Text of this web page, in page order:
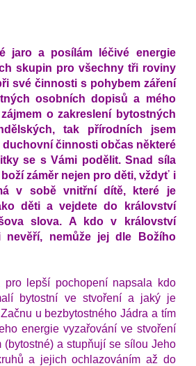
jaro a posílám léčivé energie
skupin pro všechny tři roviny
své činnosti s pohybem záření
osobních dopisů a mého
o zakreslení bytostných
tak přírodních jsem
duchovní činnosti občas některé
se s Vámi podělit. Snad síla
záměr nejen pro děti, vždyť i
v sobě vnitřní dítě, které je
děti a vejdete do království
slova. A kdo v království
nevěří, nemůže jej dle Božího
pro lepší pochopení napsala kdo
bytostní ve stvoření a jaký je
u bezbytostného Jádra a tím
energie vyzařování ve stvoření
(bytostné) a stupňují se sílou Jeho
a jejich ochlazováním až do